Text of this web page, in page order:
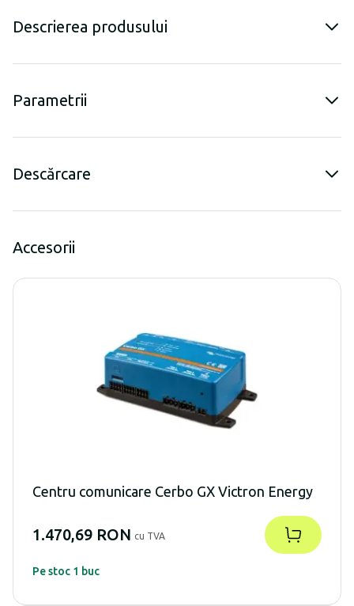
Descrierea produsului
Parametrii
Descărcare
Accesorii
Centru comunicare Cerbo GX Victron Energy
1.470,69 RON cu TVA
Pe stoc 1 buc